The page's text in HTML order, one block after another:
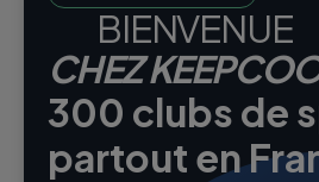
BIENVENUE
CHEZ
300 clubs de
partout en